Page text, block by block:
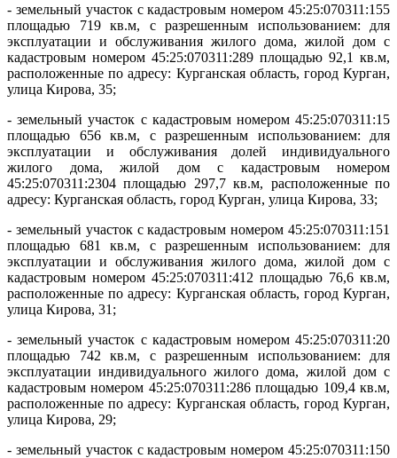
- земельный участок с кадастровым номером 45:25:070311:155
площадью 719 кв.м, с разрешенным использованием: для
эксплуатации и обслуживания жилого дома, жилой дом с
кадастровым номером 45:25:070311:289 площадью 92,1 кв.м,
расположенные по адресу: Курганская область, город Курган,
улица Кирова, 35;
- земельный участок с кадастровым номером 45:25:070311:15
площадью 656 кв.м, с разрешенным использованием: для
эксплуатации и обслуживания долей индивидуального
жилого дома, жилой дом с кадастровым номером
45:25:070311:2304 площадью 297,7 кв.м, расположенные по
адресу: Курганская область, город Курган, улица Кирова, 33;
- земельный участок с кадастровым номером 45:25:070311:151
площадью 681 кв.м, с разрешенным использованием: для
эксплуатации и обслуживания жилого дома, жилой дом с
кадастровым номером 45:25:070311:412 площадью 76,6 кв.м,
расположенные по адресу: Курганская область, город Курган,
улица Кирова, 31;
- земельный участок с кадастровым номером 45:25:070311:20
площадью 742 кв.м, с разрешенным использованием: для
эксплуатации индивидуального жилого дома, жилой дом с
кадастровым номером 45:25:070311:286 площадью 109,4 кв.м,
расположенные по адресу: Курганская область, город Курган,
улица Кирова, 29;
- земельный участок с кадастровым номером 45:25:070311:150